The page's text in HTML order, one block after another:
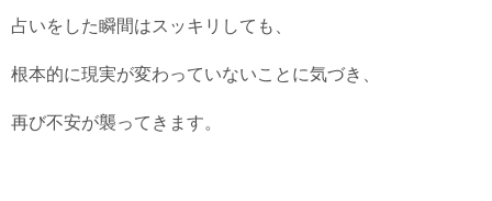
占いをした瞬間はスッキリしても、
根本的に現実が変わっていないことに気づき、
再び不安が襲ってきます。